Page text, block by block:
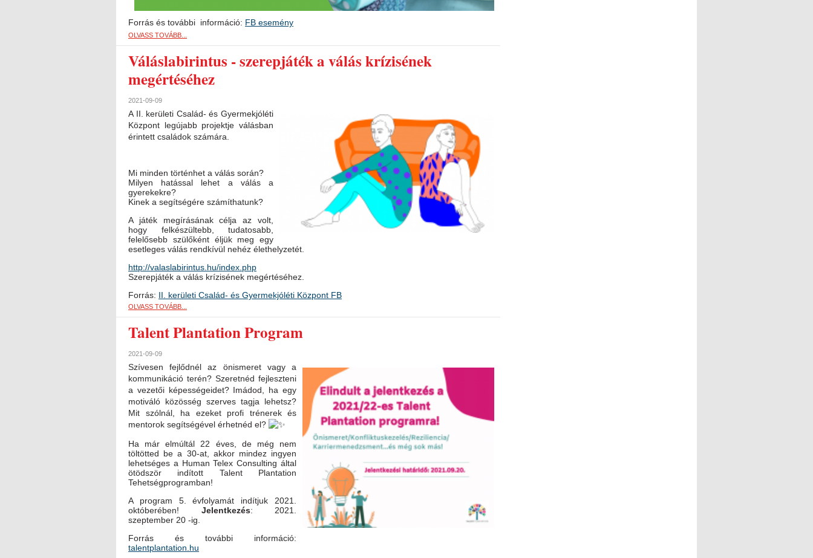
Forrás és további információ: FB esemény
OLVASS TOVÁBB...
Váláslabirintus - szerepjáték a válás krízisének
megértéséhez
2021-09-09
A II. kerületi Család- és Gyermekjóléti
Központ legújabb projektje válásban
érintett családok számára.
Mi minden történhet a válás során?
Milyen hatással lehet a válás a
gyerekekre?
Kinek a segítségére számíthatunk?
A játék megírásának célja az volt,
hogy felkészültebb, tudatosabb,
felelősebb szülőként éljük meg egy
esetleges válás rendkívül nehéz élethelyzetét.
http://valaslabirintus.hu/index.php
Szerepjáték a válás krízisének megértéséhez.
Forrás: II. kerületi Család- és Gyermekjóléti Központ FB
OLVASS TOVÁBB...
Talent Plantation Program
2021-09-09
Szívesen fejlődnél az önismeret vagy a
kommunikáció terén? Szeretnéd fejleszteni
a vezetői képességeidet? Imádod, ha egy
motiváló közösség szerves tagja lehetsz?
Mit szólnál, ha ezeket profi trénerek és
mentorok segítségével érhetnéd el?
Ha már elmúltál 22 éves, de még nem
töltötted be a 30-at, akkor mindez ingyen
lehetséges a Human Telex Consulting által
ötödször indított Talent Plantation
Tehetségprogramban!
A program 5. évfolyamát indítjuk 2021.
októberében! Jelentkezés: 2021.
szeptember 20 -ig.
Forrás és további információ:
talentplantation.hu